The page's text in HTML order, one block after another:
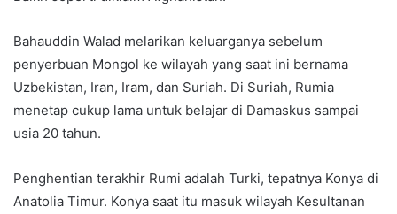
Bahauddin Walad melarikan keluarganya sebelum
penyerbuan Mongol ke wilayah yang saat ini bernama
Uzbekistan, Iran, Iram, dan Suriah. Di Suriah, Rumia
menetap cukup lama untuk belajar di Damaskus sampai
usia 20 tahun.
Penghentian terakhir Rumi adalah Turki, tepatnya Konya di
Anatolia Timur. Konya saat itu masuk wilayah Kesultanan